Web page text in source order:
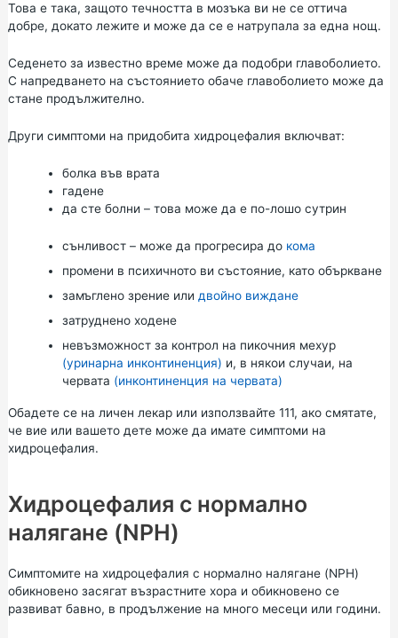
Това е така, защото течността в мозъка ви не се оттича
добре, докато лежите и може да се е натрупала за една нощ.
Седенето за известно време може да подобри главоболието.
С напредването на състоянието обаче главоболието може да
стане продължително.
Други симптоми на придобита хидроцефалия включват:
болка във врата
гадене
да сте болни – това може да е по-лошо сутрин
сънливост – може да прогресира до кома
промени в психичното ви състояние, като объркване
замъглено зрение или двойно виждане
затруднено ходене
невъзможност за контрол на пикочния мехур
(уринарна инконтиненция) и, в някои случаи, на
червата (инконтиненция на червата)
Обадете се на личен лекар или използвайте 111, ако смятате,
че вие или вашето дете може да имате симптоми на
хидроцефалия.
Хидроцефалия с нормално
налягане (NPH)
Симптомите на хидроцефалия с нормално налягане (NPH)
обикновено засягат възрастните хора и обикновено се
развиват бавно, в продължение на много месеци или години.